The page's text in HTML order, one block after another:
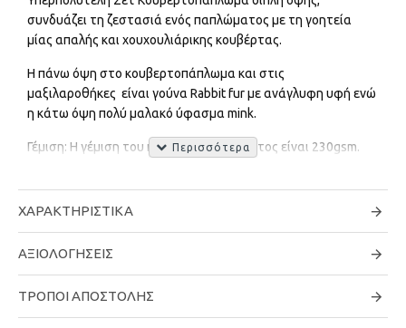
συνδυάζει τη ζεστασιά ενός παπλώματος με τη γοητεία
μίας απαλής και χουχουλιάρικης κουβέρτας.
Η πάνω όψη στο κουβερτοπάπλωμα και στις
μαξιλαροθήκες είναι γούνα Rabbit fur με ανάγλυφη υφή ενώ
η κάτω όψη πολύ μαλακό ύφασμα mink.
Γέμιση: Η γέμιση του κουβερτοπαπλώματος είναι 230gsm.
Το σετ αποτελείται από:
Κουβερτοπάπλωμα: 220 x 240 cm
..................................…
ΧΑΡΑΚΤΗΡΙΣΤΙΚΆ
ΑΞΙΟΛΟΓΉΣΕΙΣ
ΤΡΌΠΟΙ ΑΠΟΣΤΟΛΉΣ